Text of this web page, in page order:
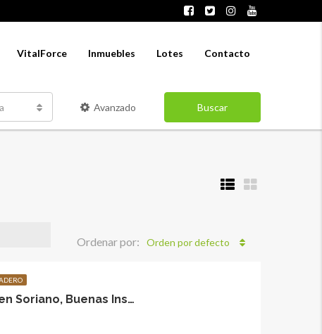
VitalForce Inmuebles Lotes Contacto
Avanzado Buscar
Ordenar por: Orden por defecto
Exclusivas 324 Hás en Soriano, Buenas Instalaciones!